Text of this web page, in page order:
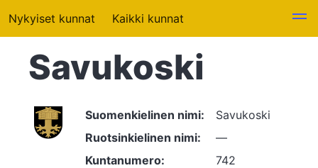
Nykyiset kunnat Kaikki kunnat
Savukoski
Suomenkielinen nimi:
Savukoski
Ruotsinkielinen nimi:
—
Kuntanumero:
742